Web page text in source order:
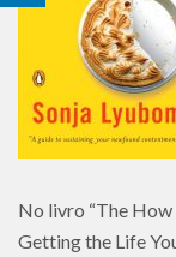
No livro “The
Getting the Life